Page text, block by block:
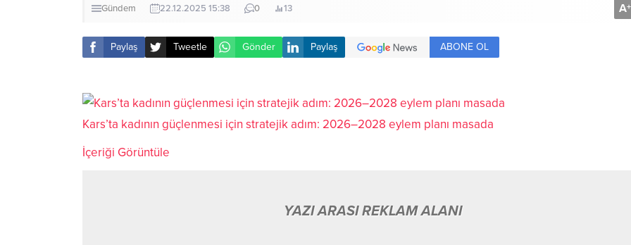
Gündem 22.12.2025 15:38 0 13 A+
Paylaş Tweetle Gönder Paylaş ABONE OL
Kars’ta kadının güçlenmesi için stratejik adım: 2026–2028 eylem planı masada
İçeriği Görüntüle
YAZI ARASI REKLAM ALANI